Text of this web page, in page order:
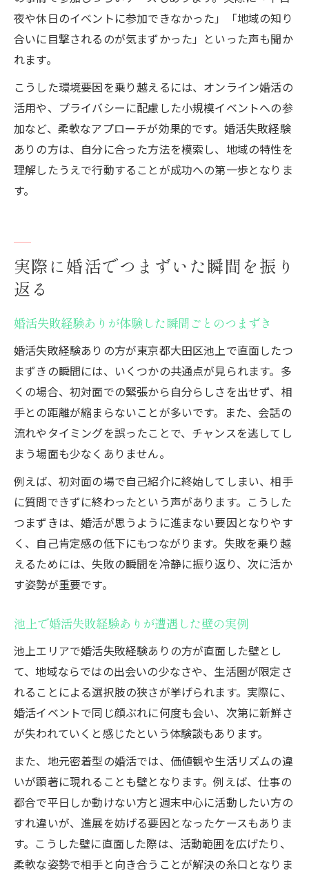
夜や休日のイベントに参加できなかった」「地域の知り
合いに目撃されるのが気まずかった」といった声も聞か
れます。
こうした環境要因を乗り越えるには、オンライン婚活の
活用や、プライバシーに配慮した小規模イベントへの参
加など、柔軟なアプローチが効果的です。婚活失敗経験
ありの方は、自分に合った方法を模索し、地域の特性を
理解したうえで行動することが成功への第一歩となりま
す。
実際に婚活でつまずいた瞬間を振り
返る
婚活失敗経験ありが体験した瞬間ごとのつまずき
婚活失敗経験ありの方が東京都大田区池上で直面したつ
まずきの瞬間には、いくつかの共通点が見られます。多
くの場合、初対面での緊張から自分らしさを出せず、相
手との距離が縮まらないことが多いです。また、会話の
流れやタイミングを誤ったことで、チャンスを逃してし
まう場面も少なくありません。
例えば、初対面の場で自己紹介に終始してしまい、相手
に質問できずに終わったという声があります。こうした
つまずきは、婚活が思うように進まない要因となりやす
く、自己肯定感の低下にもつながります。失敗を乗り越
えるためには、失敗の瞬間を冷静に振り返り、次に活か
す姿勢が重要です。
池上で婚活失敗経験ありが遭遇した壁の実例
池上エリアで婚活失敗経験ありの方が直面した壁とし
て、地域ならではの出会いの少なさや、生活圏が限定さ
れることによる選択肢の狭さが挙げられます。実際に、
婚活イベントで同じ顔ぶれに何度も会い、次第に新鮮さ
が失われていくと感じたという体験談もあります。
また、地元密着型の婚活では、価値観や生活リズムの違
いが顕著に現れることも壁となります。例えば、仕事の
都合で平日しか動けない方と週末中心に活動したい方の
すれ違いが、進展を妨げる要因となったケースもありま
す。こうした壁に直面した際は、活動範囲を広げたり、
柔軟な姿勢で相手と向き合うことが解決の糸口となりま